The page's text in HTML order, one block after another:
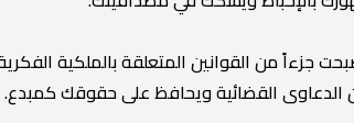
جزءاً من القوانين المتعلقة بالملكية
الدعاوى القضائية ويحافظ على حقوقك كمبدع.